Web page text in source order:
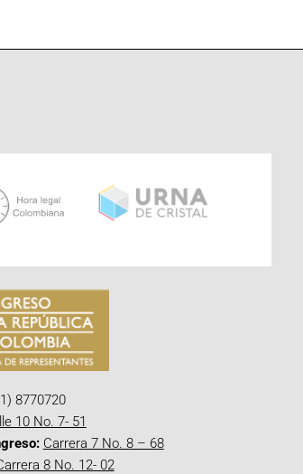
8770720
10 No. 7- 51
Carrera 7 No. 8 – 68
8 No. 12- 02